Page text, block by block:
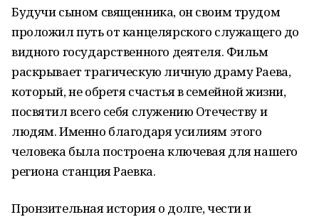
Будучи сыном священника, он своим трудом
проложил путь от канцелярского служащего до
видного государственного деятеля. Фильм
раскрывает трагическую личную драму Раева,
который, не обретя счастья в семейной жизни,
посвятил всего себя служению Отечеству и
людям. Именно благодаря усилиям этого
человека была построена ключевая для нашего
региона станция Раевка.
Пронзительная история о долге, чести и